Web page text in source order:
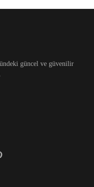
güncel ve güvenilir